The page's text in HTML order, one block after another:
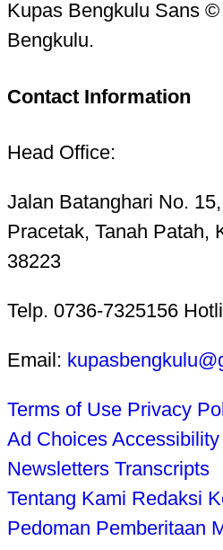
Kupas Bengkulu Sans
Bengkulu.
Contact Information
Head Office:
Jalan Batanghari No.
Pracetak, Tanah Patah,
38223
Telp. 0736-7325156
Email:
Terms of Use Privacy
Ad Choices
Newsletters Transcripts
Tentang Kami Redaksi
Pedoman Pemberitaan